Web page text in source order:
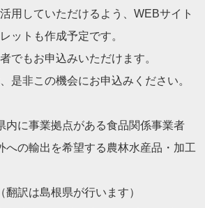
用していただけるよう、WEBサイト
ットも作成予定です。
でもお申込みいただけます。
是非この機会にお申込みください。
内に事業拠点がある食品関係事業者
への輸出を希望する農林水産品・加工
訳は島根県が行います）